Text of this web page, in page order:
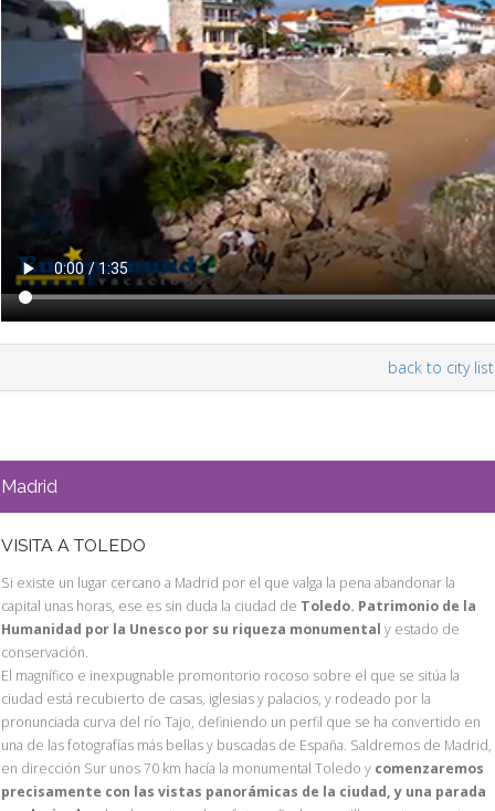
back to city list
Madrid
VISITA A TOLEDO
Si existe un lugar cercano a Madrid por el que valga la pena abandonar la
capital unas horas, ese es sin duda la ciudad de Toledo. Patrimonio de la
Humanidad por la Unesco por su riqueza monumental y estado de
conservación.
El magnífico e inexpugnable promontorio rocoso sobre el que se sitúa la
ciudad está recubierto de casas, iglesias y palacios, y rodeado por la
pronunciada curva del río Tajo, definiendo un perfil que se ha convertido en
una de las fotografías más bellas y buscadas de España. Saldremos de Madrid,
en dirección Sur unos 70 km hacía la monumental Toledo y comenzaremos
precisamente con las vistas panorámicas de la ciudad, y una parada